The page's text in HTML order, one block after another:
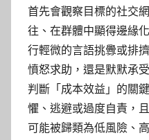
首先會觀察目標的社交
往、在群體中顯得邊緣
行輕微的言語挑釁或排
憤怒求助，還是默默承
判斷「成本效益」的關
懼、逃避或過度自責，
可能被歸類為低風險、